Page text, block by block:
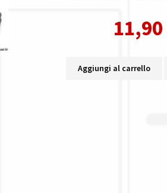
11,90
Aggiungi al carrello